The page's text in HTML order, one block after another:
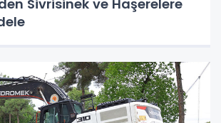
Sivrisinek ve Haşerelere